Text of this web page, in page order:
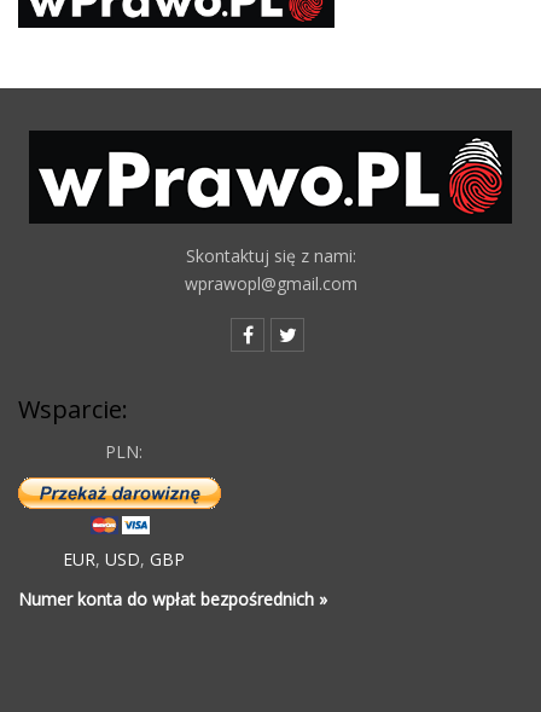
Skontaktuj się z nami:
wprawopl@gmail.com
Wsparcie:
PLN:
EUR, USD, GBP
Numer konta do wpłat bezpośrednich »